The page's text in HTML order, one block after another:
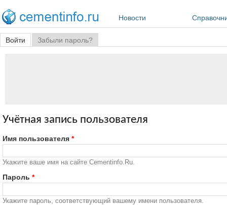
Новости
Главные вкладки
Войти (активная вкладка)
Забыли пароль?
Учётная запись пользователя
Имя пользователя *
Укажите ваше имя на сайте Cementinfo.Ru.
Пароль *
Укажите пароль, соответствующий вашему имени пользователя.